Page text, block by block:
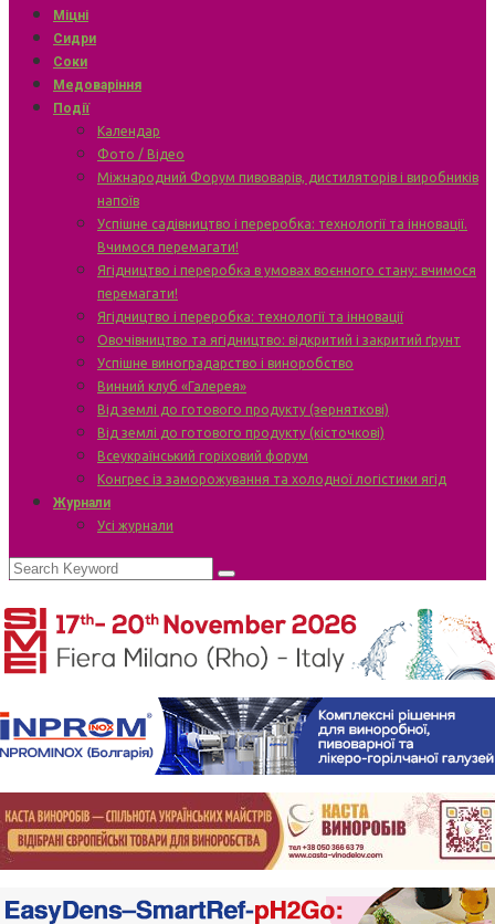
Міцні
Сидри
Соки
Медоваріння
Події
Календар
Фото / Відео
Міжнародний Форум пивоварів, дистиляторів і виробників
напоїв
Успішне садівництво і переробка: технології та інновації.
Вчимося перемагати!
Ягідництво і переробка в умовах воєнного стану: вчимося
перемагати!
Ягідництво і переробка: технології та інновації
Овочівництво та ягідництво: відкритий і закритий ґрунт
Успішне виноградарство і виноробство
Винний клуб «Галерея»
Від землі до готового продукту (зерняткові)
Від землі до готового продукту (кісточкові)
Всеукраїнський горіховий форум
Конгрес із заморожування та холодної логістики ягід
Журнали
Усі журнали